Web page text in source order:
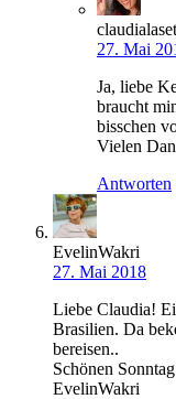
27. Mai
Ja, liebe
braucht
bisschen
Vielen
Antworten
EvelinWakri
27. Mai 2018
Liebe Claudia!
Brasilien. Da
bereisen..
Schönen
EvelinWakri